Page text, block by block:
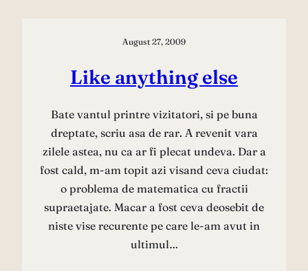
August 27, 2009
Like anything else
Bate vantul printre vizitatori, si pe buna
dreptate, scriu asa de rar. A revenit vara
zilele astea, nu ca ar fi plecat undeva. Dar a
fost cald, m-am topit azi visand ceva ciudat:
o problema de matematica cu fractii
supraetajate. Macar a fost ceva deosebit de
niste vise recurente pe care le-am avut in
ultimul…